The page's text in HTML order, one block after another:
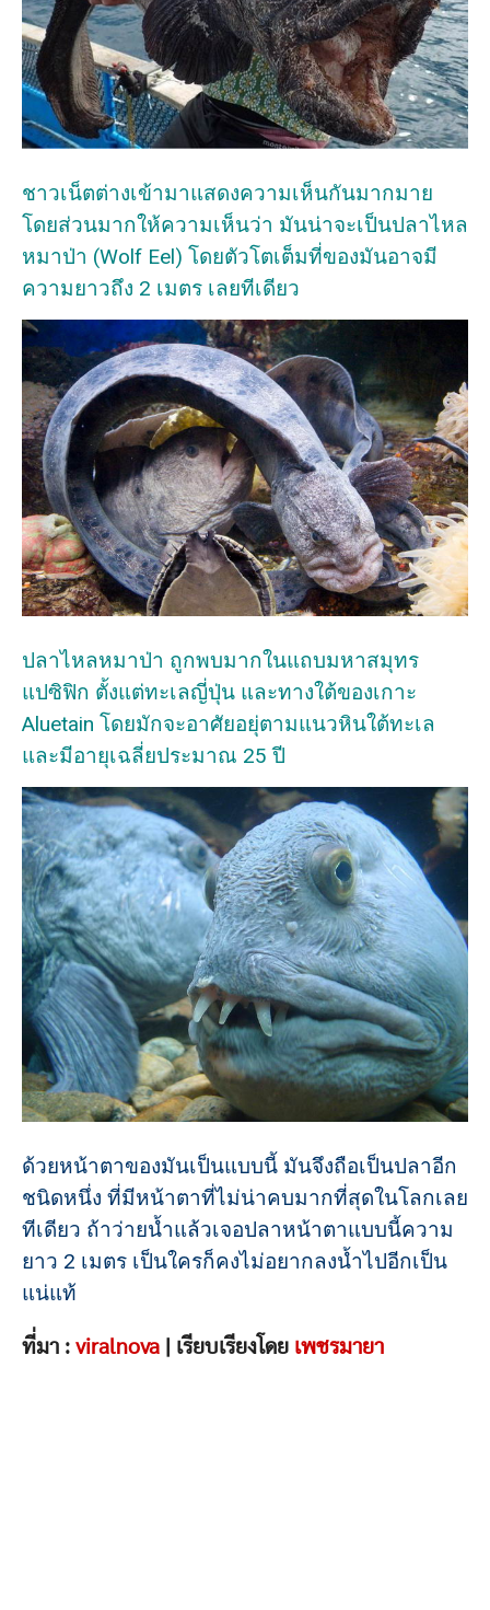
ชาวเน็ตต่างเข้ามาแสดงความเห็นกันมากมาย
โดยส่วนมากให้ความเห็นว่า มันน่าจะเป็นปลาไหล
หมาป่า (Wolf Eel) โดยตัวโตเต็มที่ของมันอาจมี
ความยาวถึง 2 เมตร เลยทีเดียว
ปลาไหลหมาป่า ถูกพบมากในแถบมหาสมุทร
แปซิฟิก ตั้งแต่ทะเลญี่ปุ่น และทางใต้ของเกาะ
Aluetain โดยมักจะอาศัยอยุ่ตามแนวหินใต้ทะเล
และมีอายุเฉลี่ยประมาณ 25 ปี
ด้วยหน้าตาของมันเป็นแบบนี้ มันจึงถือเป็นปลาอีก
ชนิดหนึ่ง ที่มีหน้าตาที่ไม่น่าคบมากที่สุดในโลกเลย
ทีเดียว ถ้าว่ายน้ำแล้วเจอปลาหน้าตาแบบนี้ความ
ยาว 2 เมตร เป็นใครก็คงไม่อยากลงน้ำไปอีกเป็น
แน่แท้
ที่มา : viralnova | เรียบเรียงโดย เพชรมายา